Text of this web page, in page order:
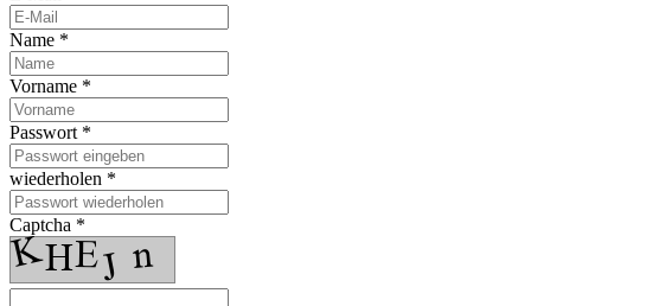
Name *
Vorname *
Passwort *
wiederholen *
Captcha *